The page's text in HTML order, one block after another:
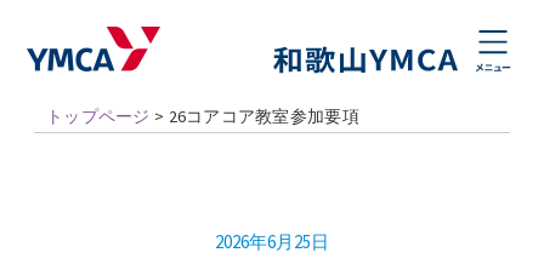
トップページ > 26コアコア教室参加要項
2026年6月25日